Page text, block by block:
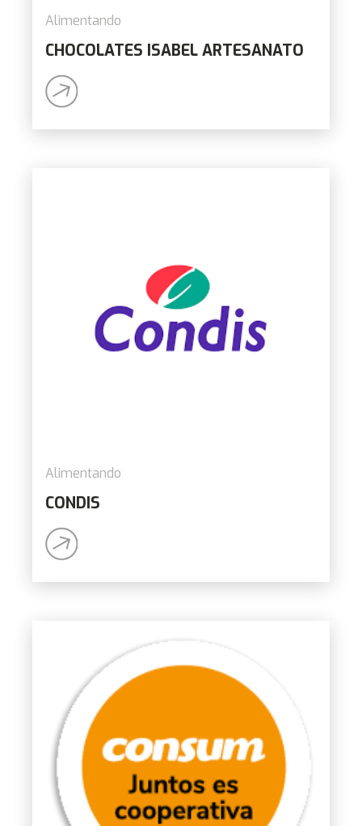
Alimentando
CHOCOLATES ISABEL ARTESANATO
Alimentando
CONDIS